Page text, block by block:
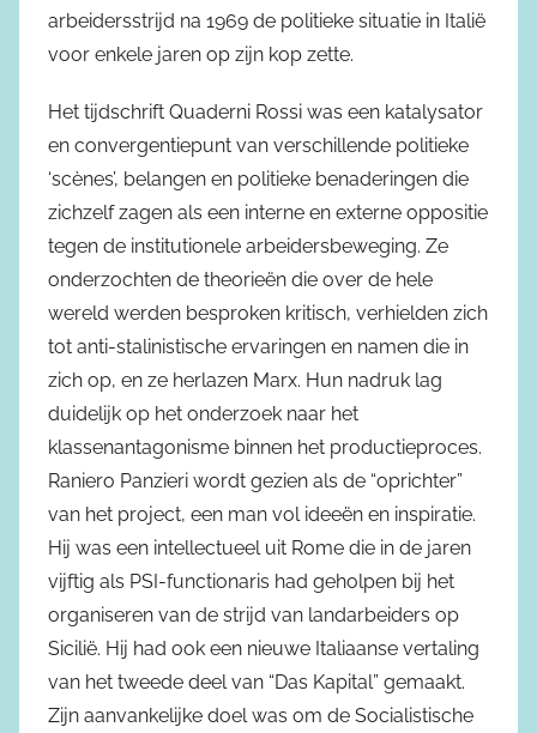
arbeidersstrijd na 1969 de politieke situatie in Italië
voor enkele jaren op zijn kop zette.
Het tijdschrift Quaderni Rossi was een katalysator
en convergentiepunt van verschillende politieke
‘scènes’, belangen en politieke benaderingen die
zichzelf zagen als een interne en externe oppositie
tegen de institutionele arbeidersbeweging. Ze
onderzochten de theorieën die over de hele
wereld werden besproken kritisch, verhielden zich
tot anti-stalinistische ervaringen en namen die in
zich op, en ze herlazen Marx. Hun nadruk lag
duidelijk op het onderzoek naar het
klassenantagonisme binnen het productieproces.
Raniero Panzieri wordt gezien als de “oprichter”
van het project, een man vol ideeën en inspiratie.
Hij was een intellectueel uit Rome die in de jaren
vijftig als PSI-functionaris had geholpen bij het
organiseren van de strijd van landarbeiders op
Sicilië. Hij had ook een nieuwe Italiaanse vertaling
van het tweede deel van “Das Kapital” gemaakt.
Zijn aanvankelijke doel was om de Socialistische